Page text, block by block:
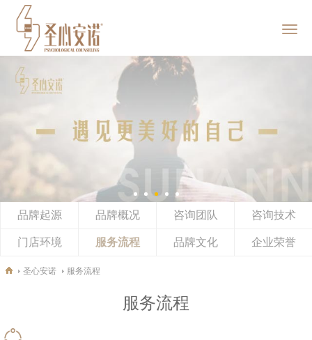
首页
服务范畴
企业EAP
新闻动态
加入我们
品牌起源 品牌概况 咨询团队 咨询技术
门店环境 服务流程 品牌文化 企业荣誉
圣心安诺 服务流程
服务流程